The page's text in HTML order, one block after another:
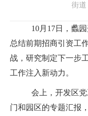
街道
10月 17日，蠡园
总结前期招商引资工
战，研究制定下一步
工作注入新动力。
会上， 开发区
门和园区的专题汇报